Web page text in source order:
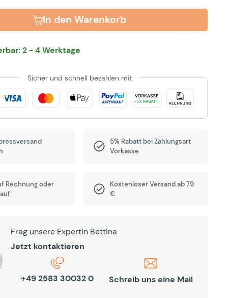
In den Warenkorb
2 - 4 Werktage
Sicher und schnell bezahlen mit
5% Rabatt bei Zahlungsart
Vorkasse
Rechnung oder
Kostenloser Versand ab 79
€
Frag unsere Expertin Bettina
Jetzt kontaktieren
+49 2583 30032 0 Schreib uns eine Mail